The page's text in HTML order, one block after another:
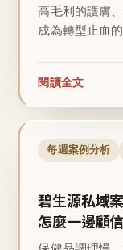
高毛利的護膚
成為轉型止血的
閱讀全文
每週案例分析
碧生源私域
怎麼一邊顧